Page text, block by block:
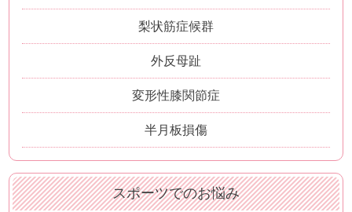
梨状筋症候群
外反母趾
変形性膝関節症
半月板損傷
スポーツでのお悩み